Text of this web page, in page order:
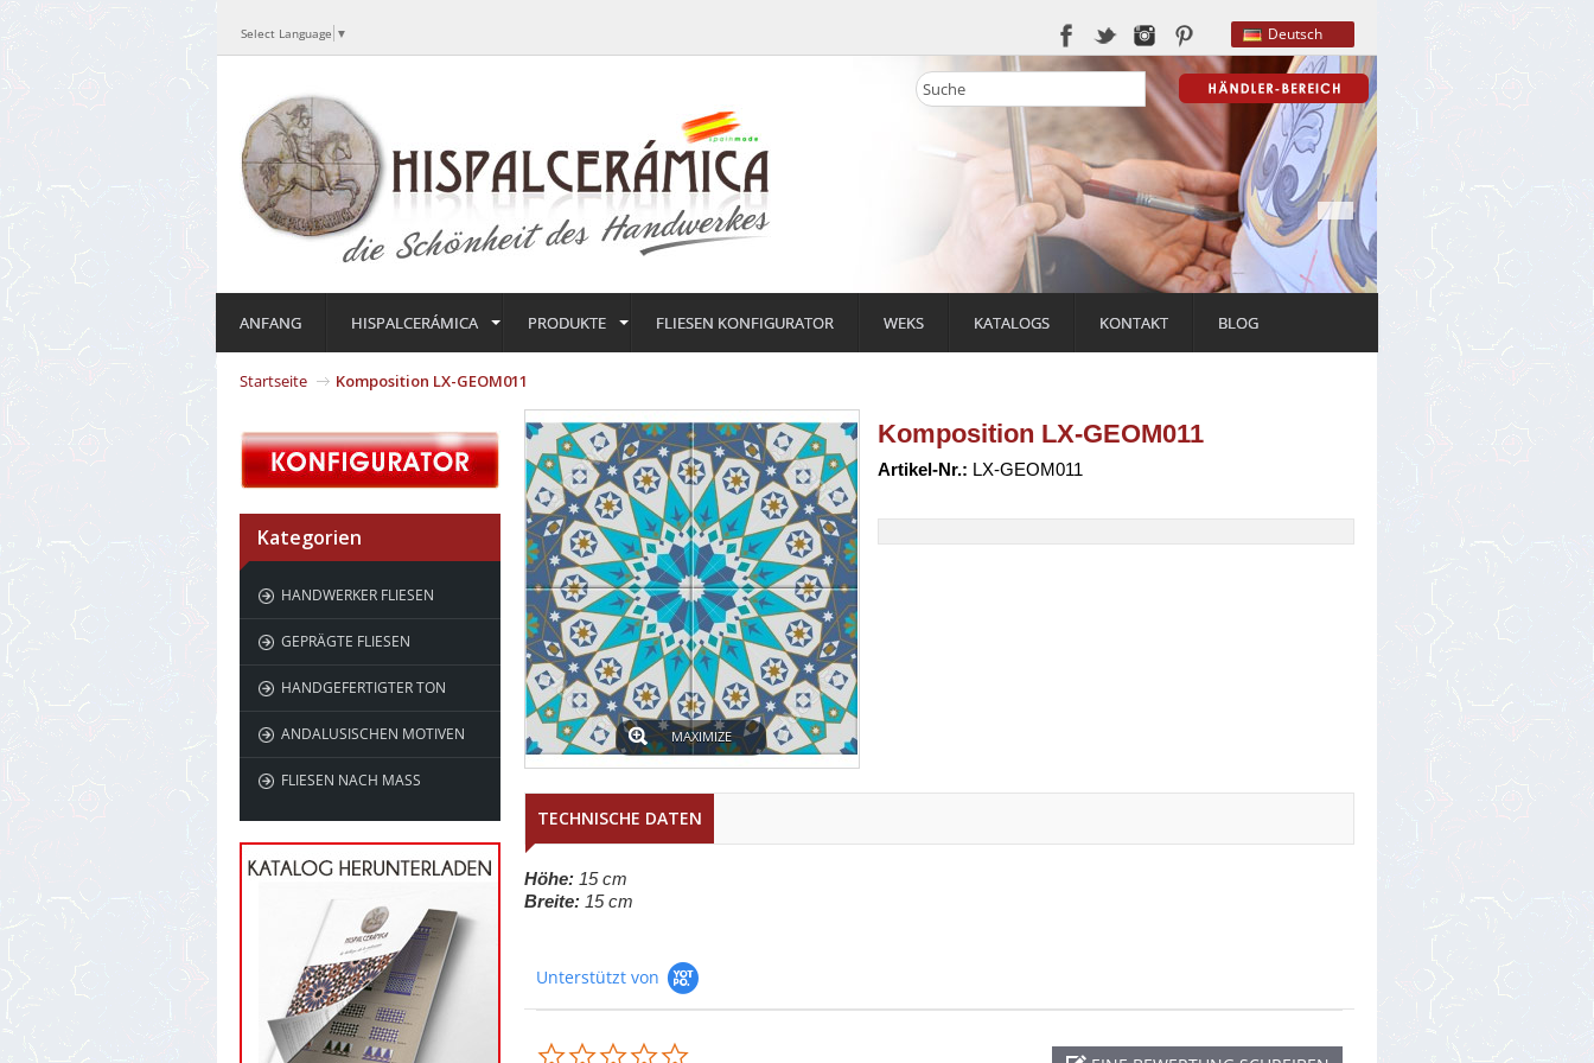
Deutsch
Select Language ▼
ANFANG HISPALCERÁMICA PRODUKTE FLIESEN KONFIGURATOR WEKS KATALOGS KONTAKT BLOG
Startseite Komposition LX-GEOM011
Kategorien
HANDWERKER FLIESEN
GEPRÄGTE FLIESEN
HANDGEFERTIGTER TON
ANDALUSISCHEN MOTIVEN
FLIESEN NACH MASS
MAXIMIZE
Komposition LX-GEOM011
Artikel-Nr.: LX-GEOM011
TECHNISCHE DATEN
Höhe: 15 cm
Breite: 15 cm
Unterstützt von